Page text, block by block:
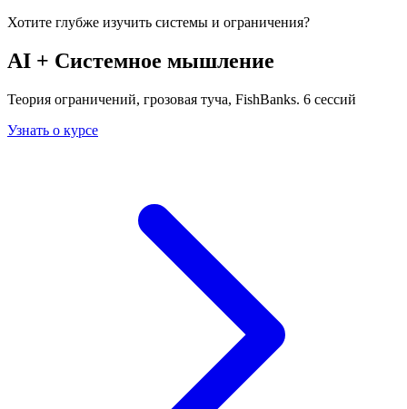
Хотите глубже изучить системы и ограничения?
AI + Системное мышление
Теория ограничений, грозовая туча, FishBanks. 6 сессий
Узнать о курсе